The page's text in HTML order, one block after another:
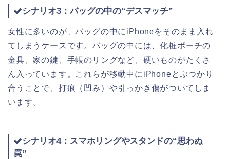
シナリオ3：バッグの中の“デスマッチ”
女性に多いのが、バッグの中にiPhoneをそのまま入れ
てしまうケースです。バッグの中には、化粧ポーチの
金具、家の鍵、手帳のリングなど、硬いものがたくさ
ん入っています。これらが移動中にiPhoneとぶつかり
合うことで、打痕（凹み）や引っかき傷がついてしま
います。
シナリオ4：スマホリングやスタンドの“思わぬ
罠”